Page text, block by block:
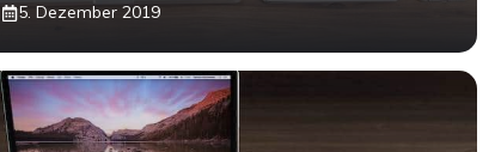
5. Dezember 2019